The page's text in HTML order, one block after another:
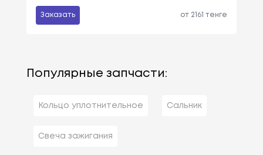
Заказать от 2161 тенге
Популярные запчасти:
Кольцо уплотнительное Сальник
Свеча зажигания